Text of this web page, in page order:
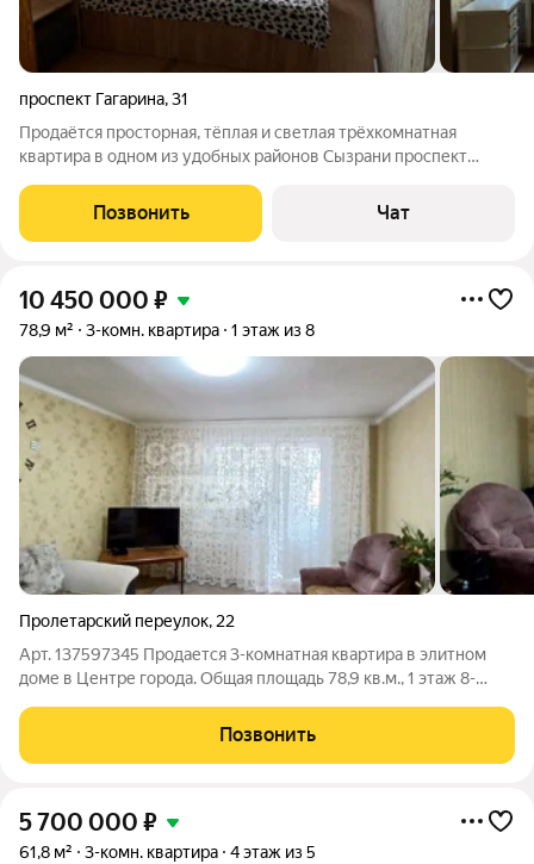
проспект Гагарина,31
Продаётся просторная, тёплая и светлая трёхкомнатная
квартира в одном из удобных районов Сызрани проспект
Квартира не угловая, очень тёплая зимой, летом комфортно.
Окна выходят на две стороны
Позвонить Чат
10 450 000 ₽
78,9 м² 3-комн. квартира 1 этаж из 8
Пролетарский переулок, 22
Арт. 137597345 Продается 3-комнатная квартира в элитном
доме в Центре города. Общая площадь 78,9 кв.м., 1 этаж 8-
Квартира теплая, светлая на две стороны. Потолки 2,6 м. Все
комнаты изолированные.
Позвонить
5 700 000 ₽
61,8 м² 3-комн. квартира 4 этаж из 5